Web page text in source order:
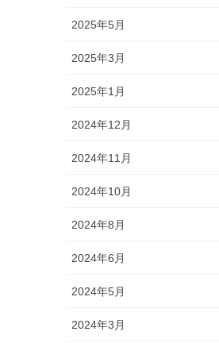
2025年5月
2025年3月
2025年1月
2024年12月
2024年11月
2024年10月
2024年8月
2024年6月
2024年5月
2024年3月